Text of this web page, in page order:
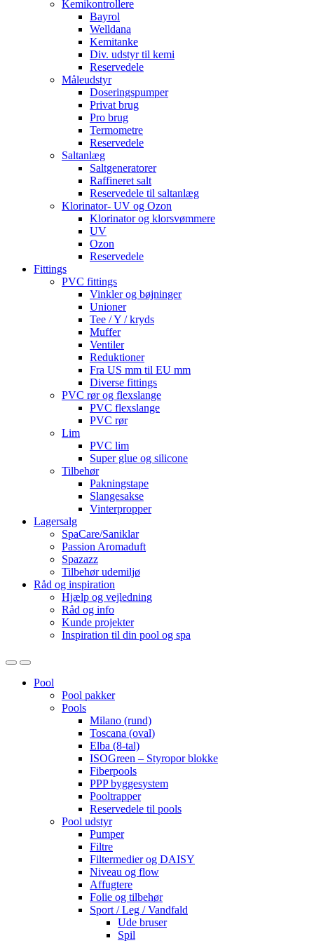
Kemikontrollere
Bayrol
Welldana
Kemitanke
Div. udstyr til kemi
Reservedele
Måleudstyr
Doseringspumper
Privat brug
Pro brug
Termometre
Reservedele
Saltanlæg
Saltgeneratorer
Raffineret salt
Reservedele til saltanlæg
Klorinator- UV og Ozon
Klorinator og klorsvømmere
UV
Ozon
Reservedele
Fittings
PVC fittings
Vinkler og bøjninger
Unioner
Tee / Y / kryds
Muffer
Ventiler
Reduktioner
Fra US mm til EU mm
Diverse fittings
PVC rør og flexslange
PVC flexslange
PVC rør
Lim
PVC lim
Super glue og silicone
Tilbehør
Pakningstape
Slangesakse
Vinterpropper
Lagersalg
SpaCare/Saniklar
Passion Aromaduft
Spazazz
Tilbehør udemiljø
Råd og inspiration
Hjælp og vejledning
Råd og info
Kunde projekter
Inspiration til din pool og spa
OpenClose
Pool
Pool pakker
Pools
Milano (rund)
Toscana (oval)
Elba (8-tal)
ISOGreen – Styropor blokke
Fiberpools
PPP byggesystem
Pooltrapper
Reservedele til pools
Pool udstyr
Pumper
Filtre
Filtermedier og DAISY
Niveau og flow
Affugtere
Folie og tilbehør
Sport / Leg / Vandfald
Ude bruser
Spil